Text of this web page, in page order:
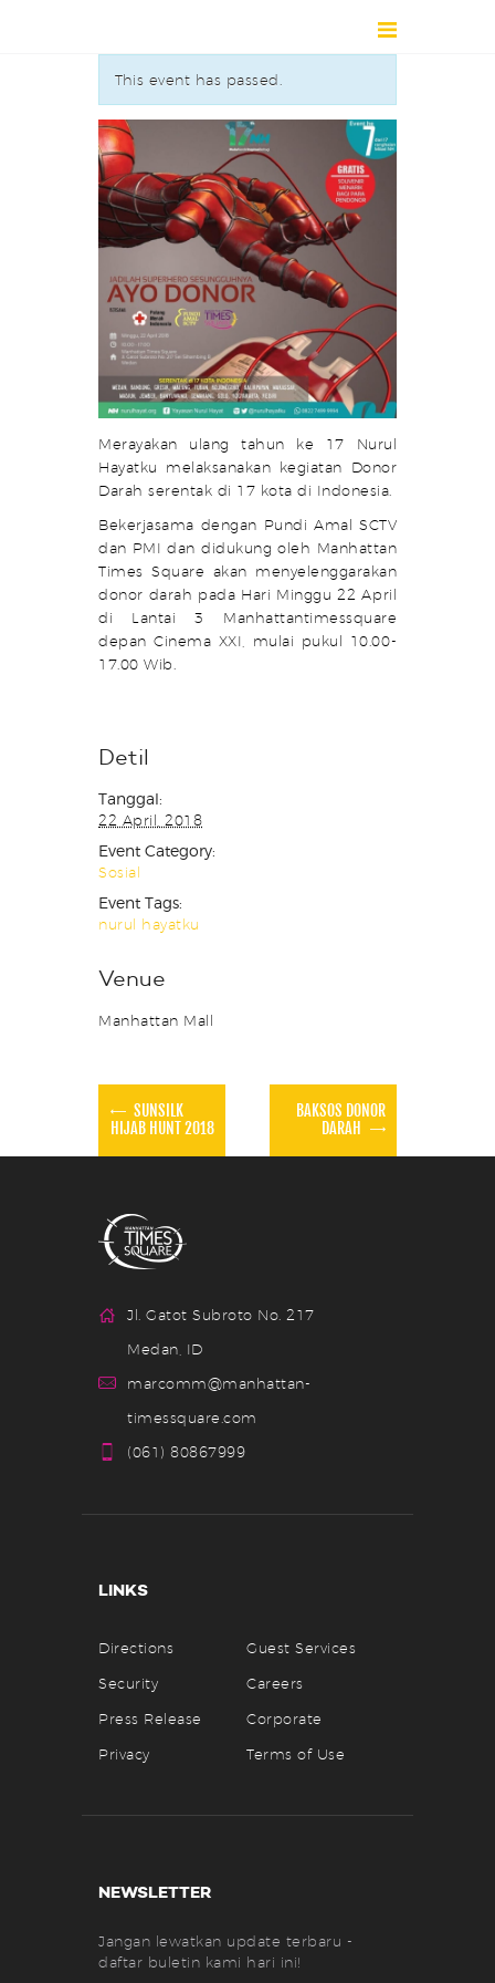
HOME
DIRECTORY
ABOUT
EVENT / EXHIBITION
CONTACT
This event has passed.
Merayakan ulang tahun ke 17 Nurul
Hayatku melaksanakan kegiatan Donor
Darah serentak di 17 kota di Indonesia.
Bekerjasama dengan Pundi Amal SCTV
dan PMI dan didukung oleh Manhattan
Times Square akan menyelenggarakan
donor darah pada Hari Minggu 22 April
di Lantai 3 Manhattantimessquare
depan Cinema XXI, mulai pukul 10.00-
17.00 Wib.
Detil
Tanggal:
22 April, 2018
Event Category:
Sosial
Event Tags:
nurul hayatku
Venue
Manhattan Mall
SUNSILK
HIJAB HUNT 2018
BAKSOS DONOR
DARAH
Jl. Gatot Subroto No. 217
Medan, ID
marcomm@manhattan-
timessquare.com
(061) 80867999
LINKS
Directions
Guest Services
Security
Careers
Press Release
Corporate
Privacy
Terms of Use
NEWSLETTER
Jangan lewatkan update terbaru -
daftar buletin kami hari ini!